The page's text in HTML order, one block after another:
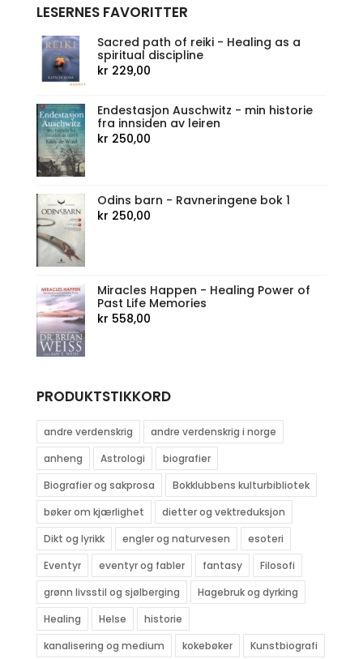
LESERNES FAVORITTER
Sacred path of reiki - Healing as a
spiritual discipline
kr 229,00
Endestasjon Auschwitz - min historie
fra innsiden av leiren
kr 250,00
Odins barn - Ravneringene bok 1
kr 250,00
Miracles Happen - Healing Power of
Past Life Memories
kr 558,00
PRODUKTSTIKKORD
andre verdenskrig
andre verdenskrig i norge
anheng
Astrologi
biografier
Biografier og sakprosa
Bokklubbens kulturbibliotek
bøker om kjærlighet
dietter og vektreduksjon
Dikt og lyrikk
engler og naturvesen
esoteri
Eventyr
eventyr og fabler fantasy
Filosofi
grønn livsstil og sjølberging
Hagebruk og dyrking
Healing
Helse
historie
kanalisering og medium
kokebøker
Kunstbiografi